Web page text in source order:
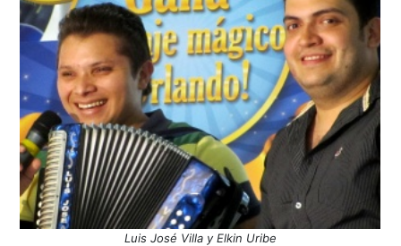
Luis José Villa y Elkin Uribe